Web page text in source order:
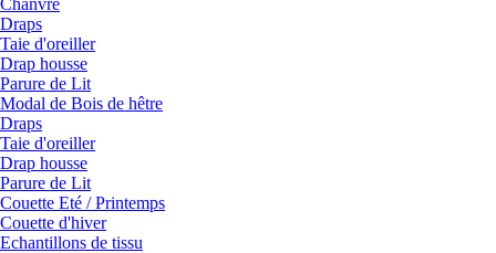
Chanvre
Draps
Taie d'oreiller
Drap housse
Parure de Lit
Modal de Bois de hêtre
Draps
Taie d'oreiller
Drap housse
Parure de Lit
Couette Eté / Printemps
Couette d'hiver
Echantillons de tissu